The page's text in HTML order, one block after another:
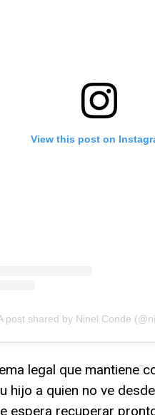
View this post on
post shared by Ninel Conde
legal que mantiene
hijo a quien no ve
espera recuperar